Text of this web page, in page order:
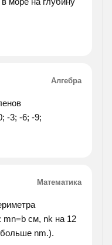
Алгебра
-3; -6; -9;
Математика
mn=b см, nk на 12
nm.).